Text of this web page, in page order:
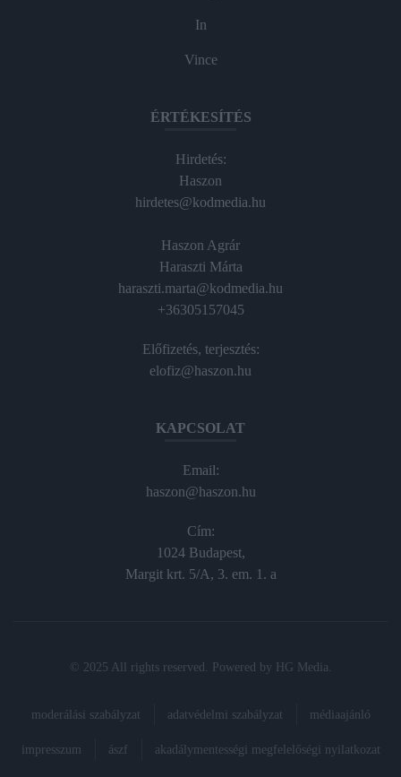
In
Vince
ÉRTÉKESÍTÉS
Hirdetés:
Haszon
hirdetes@kodmedia.hu
Haszon Agrár
Haraszti Márta
haraszti.marta@kodmedia.hu
+36305157045
Előfizetés, terjesztés:
elofiz@haszon.hu
KAPCSOLAT
Email:
haszon@haszon.hu
Cím:
1024 Budapest,
Margit krt. 5/A, 3. em. 1. a
© 2025 All rights reserved. Powered by HG Media
moderálási szabályzat adatvédelmi szabályzat médiaajánló
impresszum ászf akadálymentességi megfelelőségi nyilatkozat